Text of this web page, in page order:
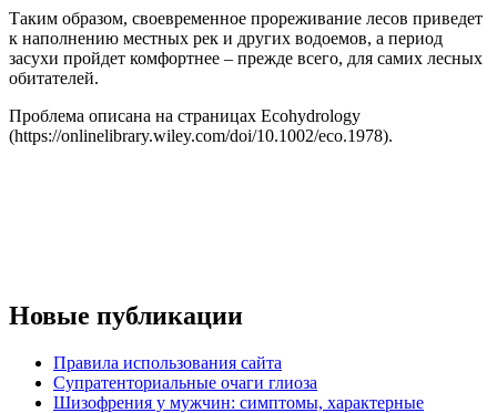
Таким образом, своевременное прореживание лесов приведет
к наполнению местных рек и других водоемов, а период
засухи пройдет комфортнее – прежде всего, для самих лесных
обитателей.
Проблема описана на страницах Ecohydrology
(https://onlinelibrary.wiley.com/doi/10.1002/eco.1978).
Новые публикации
Правила использования сайта
Супратенториальные очаги глиоза
Шизофрения у мужчин: симптомы, характерные